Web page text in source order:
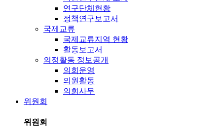
연구단체현황
정책연구보고서
국제교류
국제교류지역 현황
활동보고서
의정활동 정보공개
의회운영
의원활동
의회사무
위원회
위원회